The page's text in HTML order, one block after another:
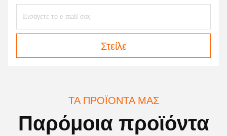
Στείλε
ΤΑ ΠΡΟΪΌΝΤΑ ΜΑΣ
Παρόμοια προϊόντα